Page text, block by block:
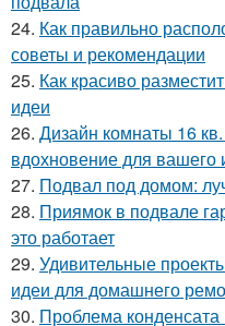
24. Как правильно
советы и рекомендации
25. Как красиво
идеи
26. Дизайн комнаты 16
вдохновение для вашего
27. Подвал под домом:
28. Приямок в подвале
это работает
29. Удивительные
идеи для домашнего
30. Проблема